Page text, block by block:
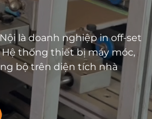
là doanh nghiệp in off-set
thống thiết bị máy móc,
bộ trên diện tích nhà